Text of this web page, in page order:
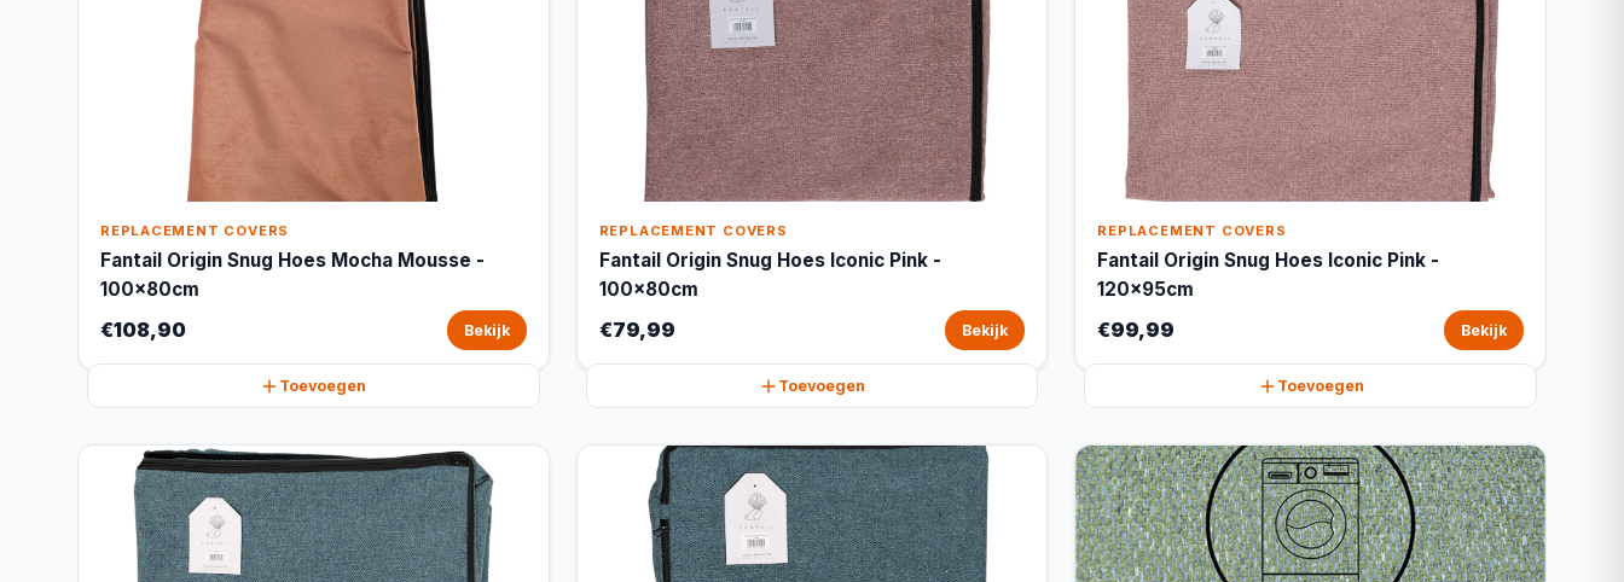
REPLACEMENT COVERS
Fantail Origin Snug Hoes Mocha Mousse -
100x80cm
€108,90 Bekijk
Toevoegen
REPLACEMENT COVERS
Fantail Origin Snug Hoes Iconic Pink -
100x80cm
€79,99 Bekijk
Toevoegen
REPLACEMENT COVERS
Fantail Origin Snug Hoes Iconic Pink -
120x95cm
€99,99 Bekijk
Toevoegen